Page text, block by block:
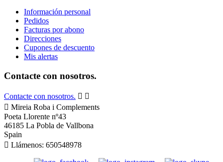
Información personal
Pedidos
Facturas por abono
Direcciones
Cupones de descuento
Mis alertas
Contacte con nosotros.
Contacte con nosotros.  
 Mireia Roba i Complements
Poeta Llorente nº43
46185 La Pobla de Vallbona
Spain
 Llámenos: 650548978